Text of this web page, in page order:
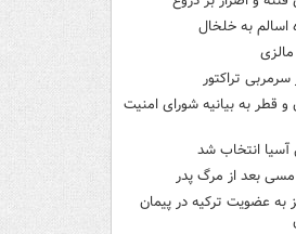
اسالم به خلخال
تراکتور
قطر به بیانیه شورای امنیت
آسیا انتخاب شد
بعد از مرگ پدر
به عضویت ترکیه در پیمان